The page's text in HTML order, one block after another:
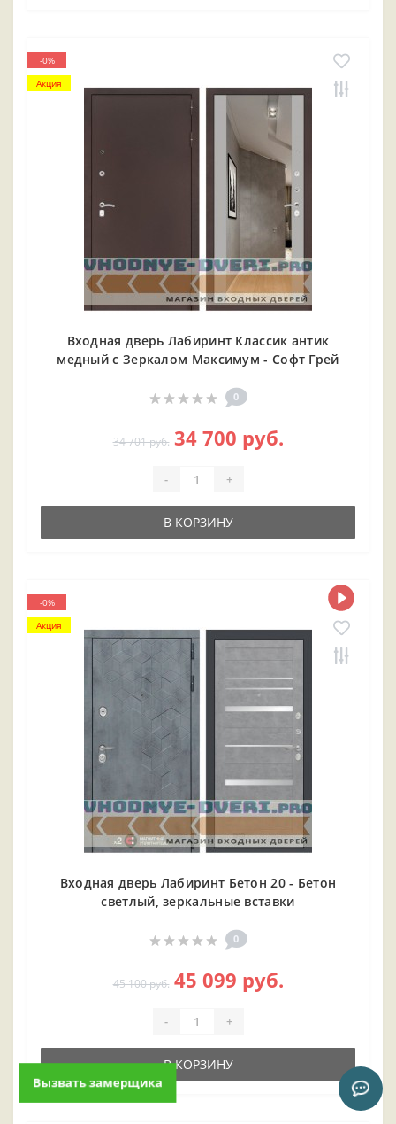
-0%
Акция
Входная дверь Лабиринт Классик антик
медный с Зеркалом Максимум - Софт Грей
0
34 701 руб. 34 700 руб.
- +
В КОРЗИНУ
-0%
Акция
Входная дверь Лабиринт Бетон 20 - Бетон
светлый, зеркальные вставки
0
45 100 руб. 45 099 руб.
- +
В КОРЗИНУ
Вызвать замерщика